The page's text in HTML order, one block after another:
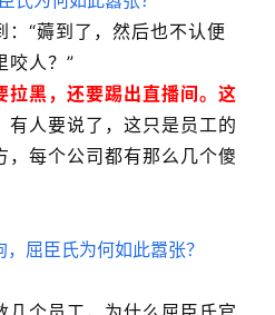
：“薅到了，然后也不认便
咬人？”
拉黑，还要踢出直播间。这
有人要说了，这只是员工的
，每个公司都有那么几个傻